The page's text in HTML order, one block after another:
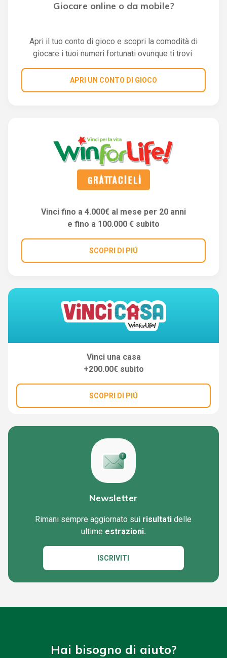
Giocare online o da mobile?
Apri il tuo conto di gioco e scopri la comodità di
giocare i tuoi numeri fortunati ovunque ti trovi
APRI UN CONTO DI GIOCO
Vinci fino a 4.000€ al mese per 20 anni
e fino a 100.000 € subito
SCOPRI DI PIÚ
Vinci una casa
+200.00€ subito
SCOPRI DI PIÚ
Newsletter
Rimani sempre aggiornato sui risultati delle
ultime estrazioni.
ISCRIVITI
Hai bisogno di aiuto?